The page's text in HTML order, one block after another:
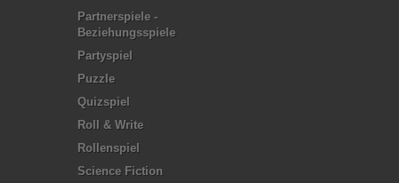
Partnerspiele -
Beziehungsspiele
Partyspiel
Puzzle
Quizspiel
Roll & Write
Rollenspiel
Science Fiction